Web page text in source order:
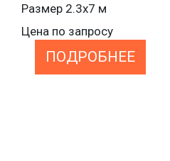
Размер 2.3х7 м
Цена по запросу
ПОДРОБНЕЕ